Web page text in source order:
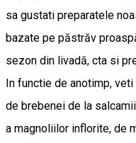
sa gustati preparatele
bazate pe păstrăv
sezon din livadă, cta si
In functie de anotimp,
de brebenei de la
a magnoliilor inflorite, de